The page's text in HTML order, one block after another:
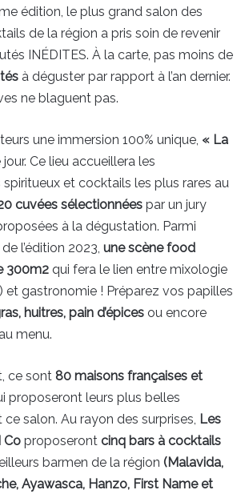
édition, le plus grand salon des
de la région a pris soin de revenir
INÉDITES. À la carte, pas moins de
à déguster par rapport à l’an dernier.
ne blaguent pas.
une immersion 100% unique, « La
jour. Ce lieu accueillera les
et cocktails les plus rares au
cuvées sélectionnées par un jury
à la dégustation. Parmi
l’édition 2023, une scène food
300m2 qui fera le lien entre mixologie
et gastronomie ! Préparez vos papilles
huitres, pain d’épices ou encore
menu.
ce sont 80 maisons françaises et
proposeront leurs plus belles
salon. Au rayon des surprises, Les
Co proposeront cinq bars à cocktails
barmen de la région (Malavida,
Ayawasca, Hanzo, First Name et